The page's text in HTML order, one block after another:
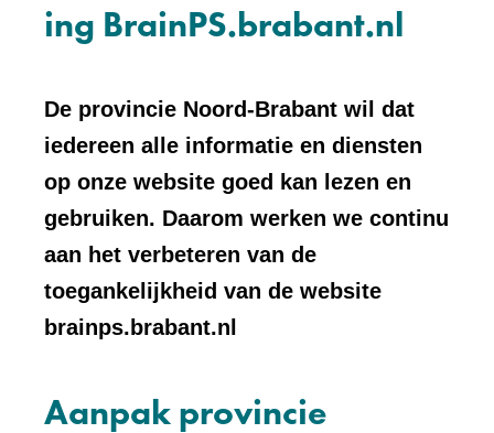
ing BrainPS.brabant.nl
De provincie Noord-Brabant wil dat
iedereen alle informatie en diensten
op onze website goed kan lezen en
gebruiken. Daarom werken we continu
aan het verbeteren van de
toegankelijkheid van de website
brainps.brabant.nl
Aanpak provincie